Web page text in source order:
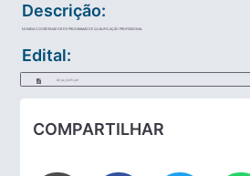
Descrição:
NOMEIA COORDENADOR DE PROGRAMAS DE QUALIFICAÇÃO PROFISSIONAL
Edital:
82_de_2025.pdf
COMPARTILHAR